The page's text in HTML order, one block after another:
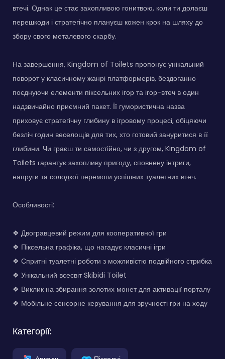
втечі. Однак це стає захопливою гонитвою, коли ти долаєш
перешкоди і стратегічно плануєш кожен крок на шляху до
збору свого металевого скарбу.
На завершення, Kingdom of Toilets пропонує унікальний
поворот у класичному жанрі платформерів, бездоганно
поєднуючи елементи піксельних ігор та ігор-втеч в один
надзвичайно приємний пакет. Її гумористична назва
приховує стратегічну глибину в ігровому процесі, обіцяючи
безліч годин веселощів для тих, хто готовий зануритися в її
глибини. Чи граєш ти самостійно, чи з другом, Kingdom of
Toilets гарантує захопливу пригоду, сповнену інтриги,
напруги та солодкої перемоги успішних туалетних втеч.
Особливості:
❖ Двогравцевий режим для кооперативної гри
❖ Піксельна графіка, що нагадує класичні ігри
❖ Спритні туалетні роботи з можливістю подвійного стрибка
❖ Унікальний всесвіт Skibidi Toilet
❖ Виклик на збирання золотих монет для активації порталу
❖ Мобільне сенсорне керування для зручності гри на ходу
Категорії: